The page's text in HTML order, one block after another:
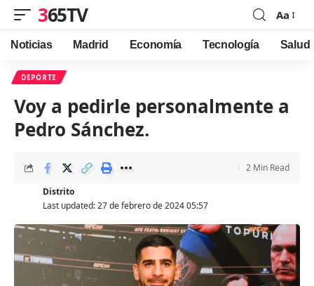
365TV
Font
Resizer
Aa
Noticias Madrid Economía Tecnología Salud
DEPORTE
Voy a pedirle personalmente a
Pedro Sánchez.
Last updated: 27 de febrero de 2024 05:57
Distrito
2 Min Read